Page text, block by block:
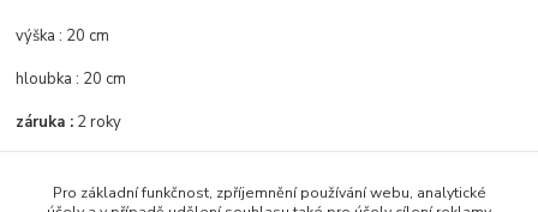
výška : 20 cm
hloubka : 20 cm
záruka : 2 roky
Pro základní funkčnost, zpříjemnění používání webu, analytické